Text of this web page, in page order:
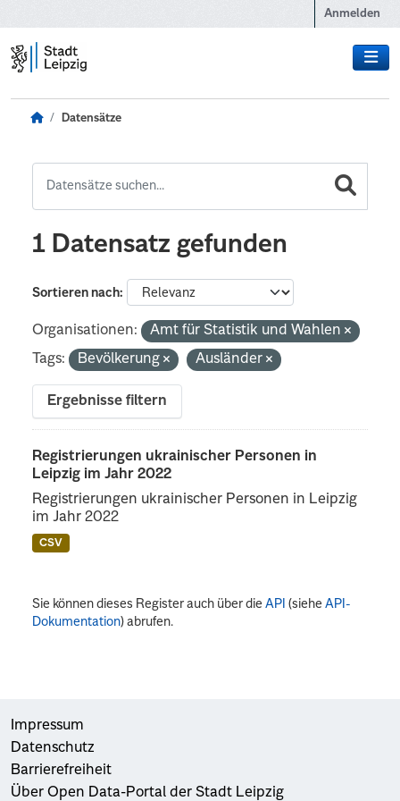
Anmelden
Datensätze
1 Datensatz gefunden
Sortieren nach
Organisationen:
Amt für Statistik und Wahlen
Tags:
Bevölkerung Ausländer
Ergebnisse filtern
Registrierungen ukrainischer Personen in
Leipzig im Jahr 2022
Registrierungen ukrainischer Personen in Leipzig
im Jahr 2022
CSV
Sie können dieses Register auch über dieAPI (sieheAPI-
Dokumentation) abrufen.
Impressum
Datenschutz
Barrierefreiheit
Über Open Data-Portal der Stadt Leipzig